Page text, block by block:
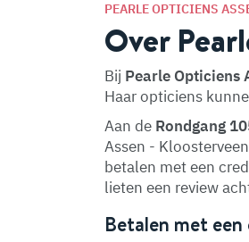
PEARLE OPTICIENS
Over
Bij Pearle Opticiens
Haar opticiens
Aan de Rondgang
Assen -
betalen met een
lieten een review
Betalen met